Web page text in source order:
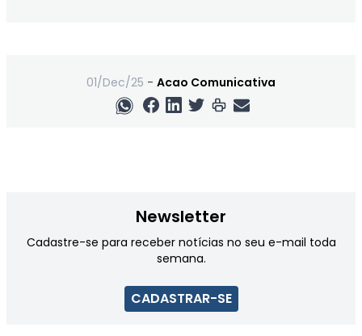
01/Dec/25 - Acao Comunicativa
Newsletter
Cadastre-se para receber notícias no seu e-mail toda
semana.
CADASTRAR-SE